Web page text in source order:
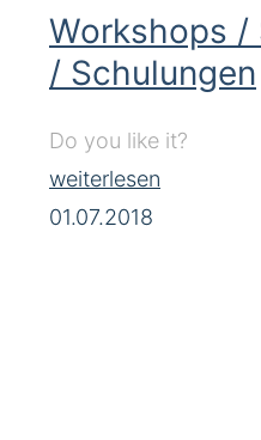
Workshops /
/ Schulungen
Do you like it?
weiterlesen
01.07.2018